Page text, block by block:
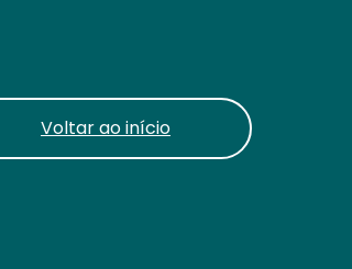
Voltar ao início